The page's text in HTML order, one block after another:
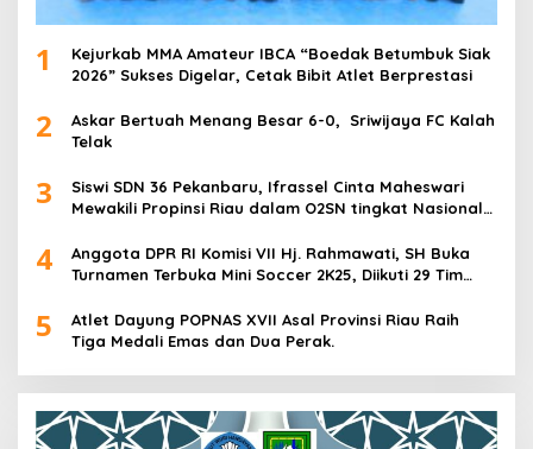
1
Kejurkab MMA Amateur IBCA “Boedak Betumbuk Siak
2026” Sukses Digelar, Cetak Bibit Atlet Berprestasi
2
Askar Bertuah Menang Besar 6-0, Sriwijaya FC Kalah
Telak
3
Siswi SDN 36 Pekanbaru, Ifrassel Cinta Maheswari
Mewakili Propinsi Riau dalam O2SN tingkat Nasional
4
Anggota DPR RI Komisi VII Hj. Rahmawati, SH Buka
Turnamen Terbuka Mini Soccer 2K25, Diikuti 29 Tim
5
Atlet Dayung POPNAS XVII Asal Provinsi Riau Raih
Tiga Medali Emas dan Dua Perak.